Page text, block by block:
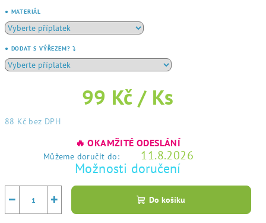
● MATERIÁL
● DODAT S VÝŘEZEM? ⤵️
99 Kč / Ks
88 Kč bez DPH
🔥 OKAMŽITÉ ODESLÁNÍ
Můžeme doručit do: 11.8.2026
Možnosti doručení
+
− Do košíku